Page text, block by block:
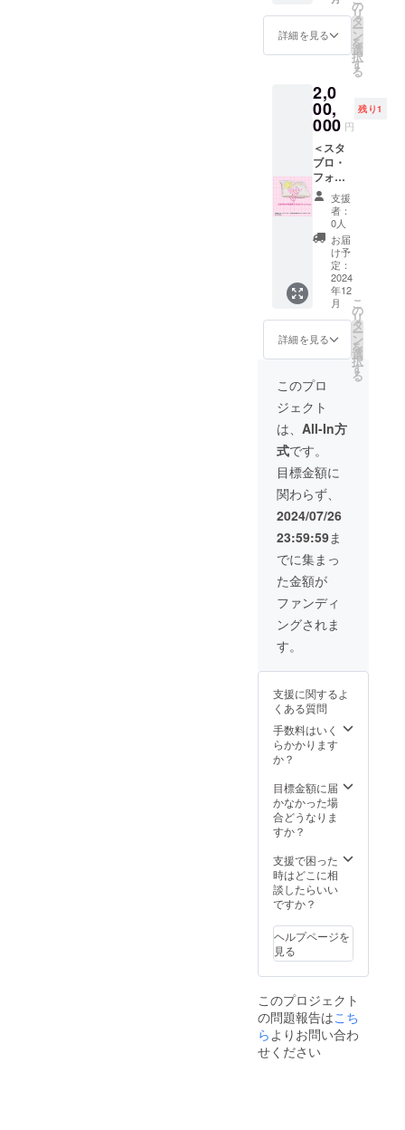
所となりま
すように。
適なデ
ザイン
を施さ
せてい
ます。
杯デー
タで代
用希望
※ご来店
な場合
はご相
談させ
ていた
だきま
す。
※SNSア
カウン
トがあ
る方は
【必ず
備考欄
にアカ
ウント
名】を
書いて
くださ
い。 ※
返礼品
で不要
なもの
がある
場合は
ご連絡
くださ
いま
せ。 ※
返礼品
でご帰
宅可能
な品⑤
をお選
びの場
合は、
ご来店
予約を
必ず宜
しくお
す。当
SNS・
メー
ル・ク
ラウド
ファン
グの当
団体お
問合せ
などに
くださ
いま
せ。 な
お、上
品でご
帰宅不
要の場
合はオ
ン欄に
て、
データ
もしく
は郵送
（1枚に
つき
チャー
ジ無料1
＆ワン
ドリン
ク。有
効期限
2025年
12月末
まで・
来店1回
につき1
枚ま
で。)
(B)ご帰
宅でき
ないた
め遠隔
乾杯
データ
で代用
希望
⑤【オ
プショ
ンより
お選び
くださ
い】(A)
シャン
パン開
封or(B)
アフ
ター
ヌーン
ティ
セット
or(C)ご
帰宅不
可能の
ため遠
隔デー
返礼希
ラウド
ファン
ディン
グご支
援 表彰
ンバー
全員の
ブロマ
イド＆
写真た
て ⑧お
手紙 ⑨
ほなみ
演奏動
画（約3
分） ⑩
ぷっぷ
ロジェ
クト
シング
ルCD
サイン
（コン
プリー
ト全5種
類） ②
バー全
員の記
念チェ
キ ③オ
リジナ
ルアク
リル
キーホ
ルダー
④【オ
プショ
ンより
お選び
くださ
い】(A)
ご帰宅
チケッ
ト5枚綴
り （1
枚につ
き
チャー
ジ無料1
時間分
＆ワン
ドリン
ク。有
効期限
2025年
12月末
まで・
来店1回
につき1
枚ま
で。)
(B)ご帰
宅でき
ないた
データ
希望
⑤【オ
プショ
ンより
お選び
い】(A)
シャン
パン開
封or(B)
ター
ヌーン
ティ
セット
帰宅不
可能の
ため遠
隔デー
送での
返礼希
望
⑥【オ
プショ
詳細を見る
の
リ
タ
ー
ン
を
選
択
す
る
2,0
00,
000 円
残り1
＜スタ
ブロ・
フォー
エバー
ダブル
ミリオ
ンプラ
ン＞ ①
メン
バー全
員の記
念写真
データ
（コン
プリー
ト全5種
類） ②
メン
バー全
員の記
念チェ
キ ③オ
リジナ
ルアク
リル
キーホ
ルダー
④【オ
プショ
ンより
お選び
くださ
い】(A)
ご帰宅
り （1
き
チャー
ジ無料1
時間分
＆ワン
ク。有
効期限
2025年
12月末
来店1回
につき1
枚ま
で。)
宅でき
ないた
め遠隔
乾杯
で代用
希望
⑤【オ
プショ
ンより
支援
者：
0人
お届
け予
定：
2024
年12
月
詳細を見る
こ
の
リ
タ
ー
ン
を
選
択
す
る
このプロ
ジェクト
は、 All-In方
式です。
目標金額に
関わらず、
2024/07/26
23:59:59ま
でに集まっ
た金額が
ファンディ
ングされま
す。
支援に関するよ
くある質問
手数料はいく
らかかります
か？
目標金額に届
かなかった場
合どうなりま
すか？
支援で困った
時はどこに相
談したらいい
ですか？
ヘルプページを
見る
このプロジェクト
の問題報告はこち
ら よりお問い合わ
せください